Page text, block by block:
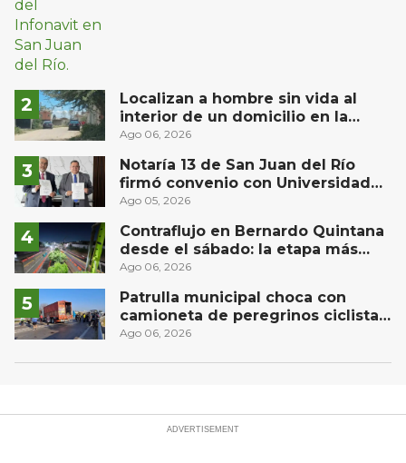
Localizan a hombre sin vida al
interior de un domicilio en la
comunidad El Rodeo, San Juan del
Ago 06, 2026
Notaría 13 de San Juan del Río
firmó convenio con Universidad
Privada del Bajío para recibir
Ago 05, 2026
Contraflujo en Bernardo Quintana
desde el sábado: la etapa más
compleja del operativo vial
Ago 06, 2026
Patrulla municipal choca con
camioneta de peregrinos ciclistas
en la autopista México-Querétaro
Ago 06, 2026